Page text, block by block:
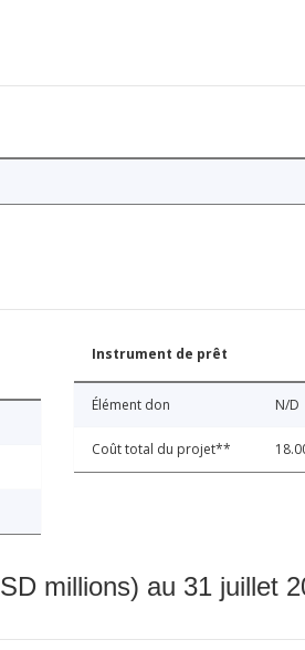
Instrument de prêt
Élément don N/D
Coût total du projet**
millions) au 31 juillet